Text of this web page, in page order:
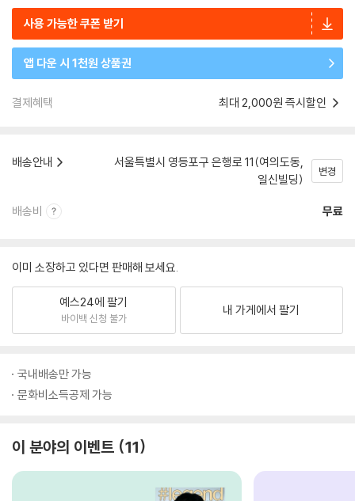
사용 가능한 쿠폰 받기
앱 다운 시 1천원 상품권
결제혜택 최대 2,000원 즉시할인
배송안내
서울특별시 영등포구 은행로 11(여의도동,
일신빌딩)
변경
배송비 무료
이미 소장하고 있다면 판매해 보세요.
예스24에 팔기
바이백 신청 불가
내 가게에서 팔기
국내배송만 가능
문화비소득공제 가능
이 분야의 이벤트 11